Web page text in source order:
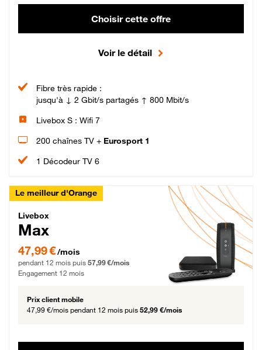
Choisir cette offre
Voir le détail
Fibre très rapide :
jusqu'à ↓ 2 Gbit/s partagés ↑ 800 Mbit/s
Livebox S : Wifi 7
200 chaînes TV + Eurosport 1
1 Décodeur TV 6
Le meilleur d'Orange
Livebox Max Fibre
Livebox
Max
47,99 € par mois pendant 12 mois puis 57,99 € par mois, Engagement 12 mois
47,99 €/mois
pendant 12 mois puis 57,99 €/mois
Engagement 12 mois
Prix client mobile
47,99 €/mois pendant 12 mois puis 52,99 €/mois